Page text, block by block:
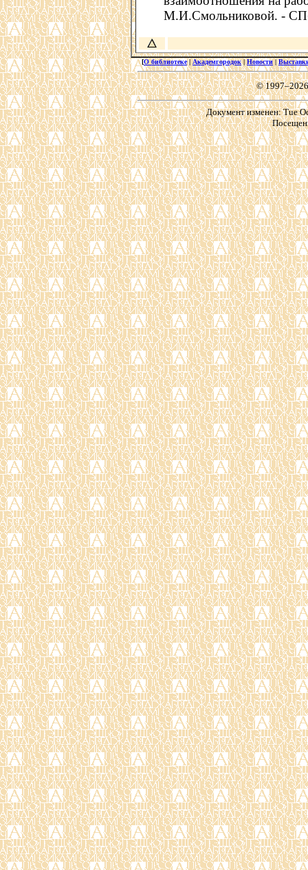
М.И.Смольниковой. -
[О библиотеке| Академгородок |Новости |
©
Документ изменен: Tue